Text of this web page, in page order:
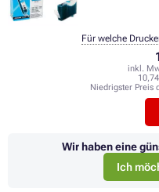
inkl.
Niedrigster Preis
Für welche
Wir haben eine
Ich